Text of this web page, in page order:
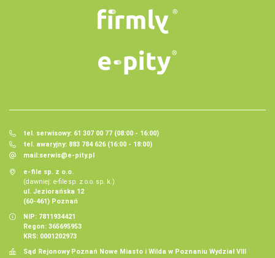
tel. serwisowy: 61 307 00 77 (08:00 - 16:00)
tel. awaryjny: 883 784 626 (16:00 - 18:00)
mail:serwis@e-pity.pl
e-file sp. z o.o.
(dawniej: e-file sp. z o.o. sp. k.)
ul. Jeziorańska 12
(60-461) Poznań
NIP: 7811934421
Regon: 365695953
KRS: 0001202973
Sąd Rejonowy Poznań Nowe Miasto i Wilda w Poznaniu Wydział VIII